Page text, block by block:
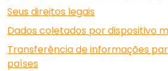
Seus direitos legais
Dados coletados por dispositivo
Transferência de informações
países